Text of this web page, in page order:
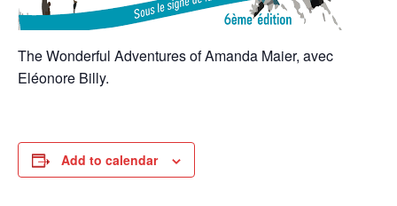
The Wonderful Adventures of Amanda Maier, avec
Eléonore Billy.
Add to calendar